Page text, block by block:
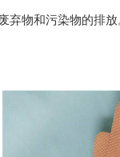
物和污染物的排